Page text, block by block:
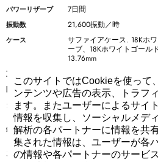
このサイトではCookieを使って
ンテンツや広告の表示、トラフ
ます。またユーザーによるサイ
情報を収集し、ソーシャルメデ
解析の各パートナーに情報を共
集された情報は、ユーザーが各
の情報や各パートナーのサービ
パワーリザーブ 7日間
振動数 21,600振動／時
ケース
サファイアケース. 18Kホ
ーブ、18Kホワイトゴール
13.76mm
直径
防水性 3気圧（30m）防水
ダイアル
手作業による彫刻を施した
18Kホワイトゴールドのダ
針
ブラック加工を施したホワ
ック加工を施した18Kレッ
ストラップ ラバーストラップ